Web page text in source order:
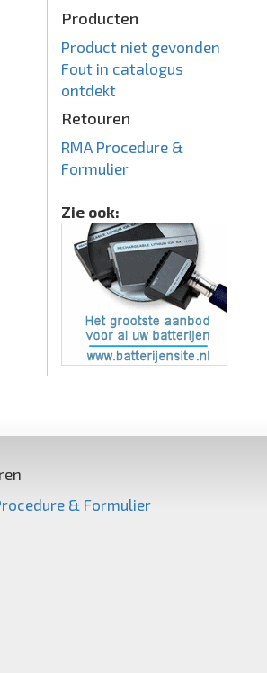
Producten
Product niet gevonden
Fout in catalogus
ontdekt
Retouren
RMA Procedure &
Formulier
Zie ook:
& Formulier